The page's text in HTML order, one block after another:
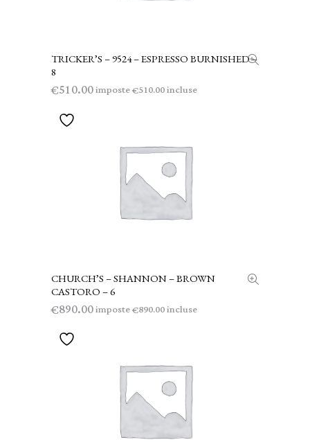
AGGIUNGI AL CARRELLO
TRICKER’S – 9524 – ESPRESSO BURNISHED –
8
€510.00imposte€510.00incluse
AGGIUNGI AL CARRELLO
CHURCH’S – SHANNON – BROWN
CASTORO – 6
€890.00imposte€890.00incluse